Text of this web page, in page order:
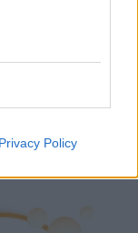
Privacy Policy
hírekbenis!